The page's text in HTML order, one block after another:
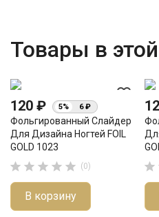
Товары в
favorite_border
120 ₽ 5% 6 ₽
Фольгированный Слайдер
Для Дизайна Ногтей FOIL
GOLD 1023
     (0)
В корзину
